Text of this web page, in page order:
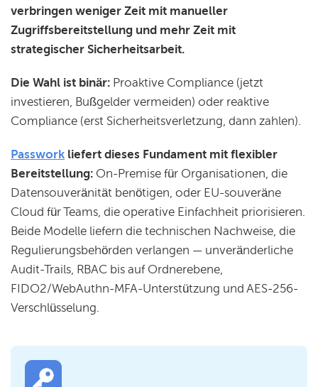
verbringen weniger Zeit mit manueller
Zugriffsbereitstellung und mehr Zeit mit
strategischer Sicherheitsarbeit.
Die Wahl ist binär: Proaktive Compliance (jetzt
investieren, Bußgelder vermeiden) oder reaktive
Compliance (erst Sicherheitsverletzung, dann zahlen).
Passwork liefert dieses Fundament mit flexibler
Bereitstellung: On-Premise für Organisationen, die
Datensouveränität benötigen, oder EU-souveräne
Cloud für Teams, die operative Einfachheit priorisieren.
Beide Modelle liefern die technischen Nachweise, die
Regulierungsbehörden verlangen — unveränderliche
Audit-Trails, RBAC bis auf Ordnerebene,
FIDO2/WebAuthn-MFA-Unterstützung und AES-256-
Verschlüsselung.